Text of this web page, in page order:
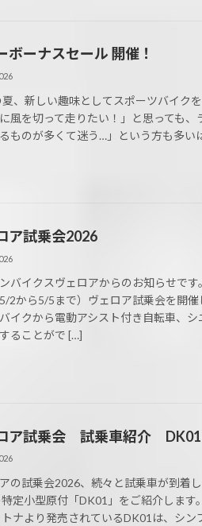
ボーナスセール 開催！
、新しい趣味としてスポーツバイク
風を切って走りたい！」と思っても、
ものが多くて迷う…」という方も多い
ア試乗会2026
バイクスヴェロアからのお知らせです
2から5/5まで）ヴェロア試乗会を開催
イクから電動アシスト付き自転車、
ることがで […]
ア試乗会 試乗車紹介 DK01
の試乗会2026、続々と試乗車が到着
定小型原付「DK01」をご紹介します
ナより発売されているDK01は、シン